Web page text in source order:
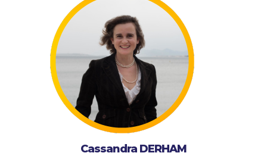
Cassandra DERHAM